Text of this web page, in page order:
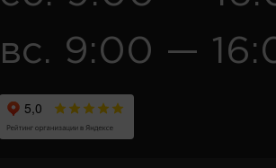
вс. 9:00 —